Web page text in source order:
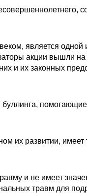
является одной
акции вышли на
и их законных
их развитии,
и не имеет
травм для